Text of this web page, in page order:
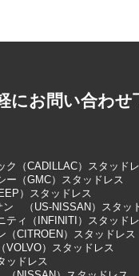
お問い合わせ
ク（CADILLAC）スタッド
ー（GMC）スタッドレス
）スタッドレス
ン （US-NISSAN）スタッ
ティ（INFINITI）スタッド
（CITROEN）スタッドレス
）スタッドレス
ッドレス